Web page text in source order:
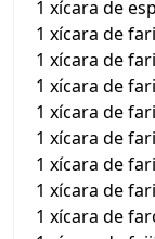
1 xícara de
1 xícara de
1 xícara de
1 xícara de
1 xícara de
1 xícara de
1 xícara de
1 xícara de
1 xícara de